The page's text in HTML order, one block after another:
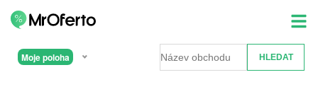
Moje poloha